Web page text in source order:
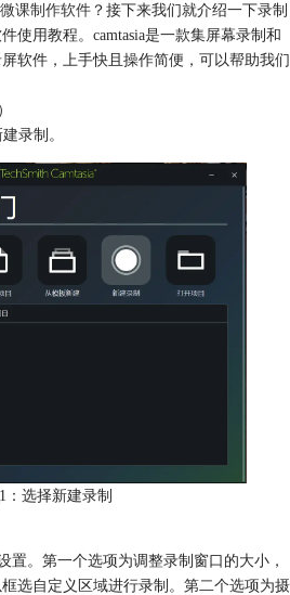
微课制作软件 ？接下来我们就介绍一下录制
使用教程。camtasia是一款集屏幕录制和
软件，上手快且操作简便，可以帮助我们
录制。
：选择新建录制
。第一个选项为调整录制窗口的大小，
选自定义区域进行录制。第二个选项为摄